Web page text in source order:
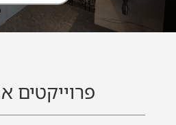
פרוייקטים